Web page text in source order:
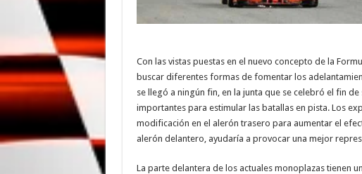
Con las vistas puestas en el nuevo concepto de la
buscar diferentes formas de fomentar los
se llegó a ningún fin, en la junta que se celebró el fin
importantes para estimular las batallas en pista. Los
modificación en el alerón trasero para aumentar el
alerón delantero, ayudaría a provocar una mejor
La parte delantera de los actuales monoplazas tienen